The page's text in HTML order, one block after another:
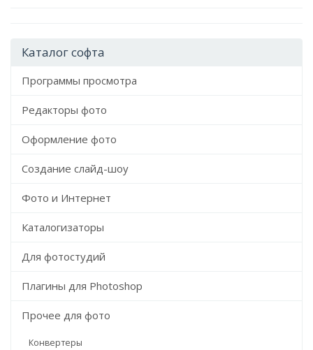
Каталог софта
Программы просмотра
Редакторы фото
Оформление фото
Создание слайд-шоу
Фото и Интернет
Каталогизаторы
Для фотостудий
Плагины для Photoshop
Прочее для фото
Конвертеры